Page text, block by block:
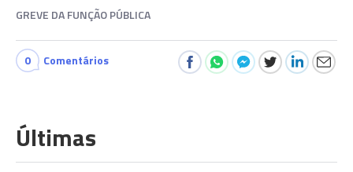
GREVE DA FUNÇÃO PÚBLICA
0 Comentários
Últimas